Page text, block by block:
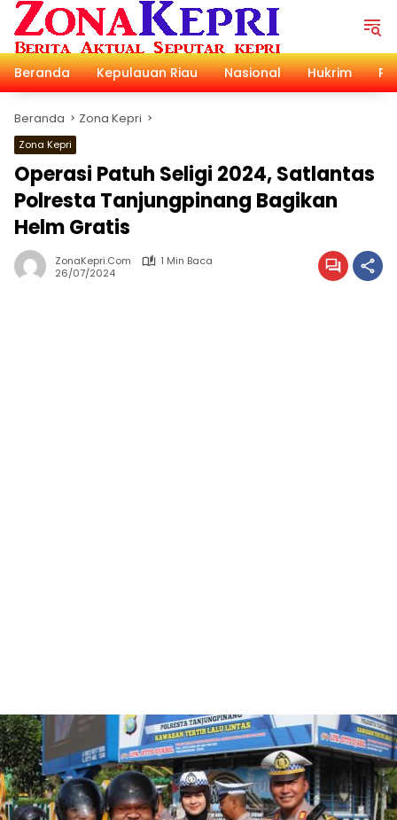
Langsung
konten
Beranda
Kepulauan Riau Nasional Hukrim
Beranda Zona Kepri
Zona Kepri
Operasi Patuh Seligi 2024, Satlantas
Polresta Tanjungpinang Bagikan
Helm Gratis
ZonaKepri.com
1 Min Baca
26/07/2024